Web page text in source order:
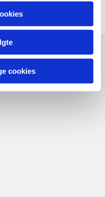
cookies